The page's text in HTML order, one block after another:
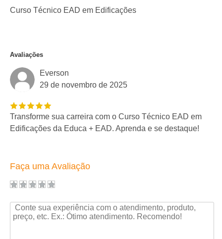
Curso Técnico EAD em Edificações
Avaliações
Everson
29 de novembro de 2025
Transforme sua carreira com o Curso Técnico EAD em
Edificações da Educa + EAD. Aprenda e se destaque!
Faça uma Avaliação